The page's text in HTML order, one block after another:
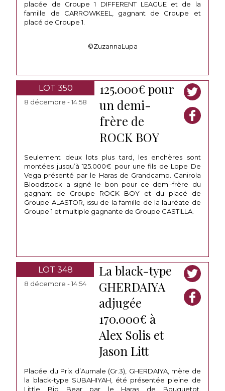
placée de Groupe 1 DIFFERENT LEAGUE et de la
famille de CARROWKEEL, gagnant de Groupe et
placé de Groupe 1.
©ZuzannaLupa
LOT 350
8 décembre - 14:58
125.000€ pour
un demi-
frère de
ROCK BOY
Seulement deux lots plus tard, les enchères sont
montées jusqu’à 125.000€ pour une fils de Lope De
Vega présenté par le Haras de Grandcamp. Canirola
Bloodstock a signé le bon pour ce demi-frère du
gagnant de Groupe ROCK BOY et du placé de
Groupe ALASTOR, issu de la famille de la lauréate de
Groupe 1 et multiple gagnante de Groupe CASTILLA.
LOT 348
8 décembre - 14:54
La black-type
GHERDAIYA
adjugée
170.000€ à
Alex Solis et
Jason Litt
Placée du Prix d’Aumale (Gr.3), GHERDAIYA, mère de
la black-type SUBAHIYAH, été présentée pleine de
Little Big Bear par le Haras de Bouquetot.